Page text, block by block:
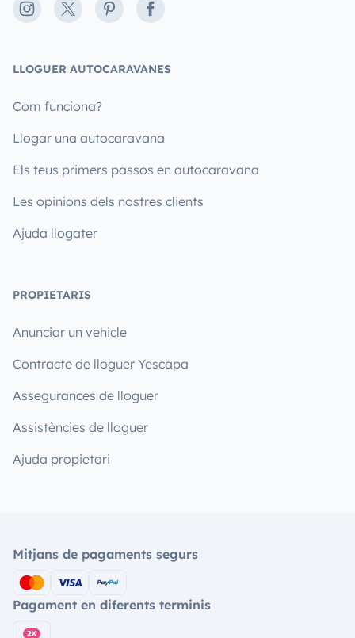
Instagram
X PinterestFacebook
LLOGUER AUTOCARAVANES
Com funciona?
Llogar una autocaravana
Els teus primers passos en autocaravana
Les opinions dels nostres clients
Ajuda llogater
PROPIETARIS
Anunciar un vehicle
Contracte de lloguer Yescapa
Assegurances de lloguer
Assistències de lloguer
Ajuda propietari
Mitjans de pagaments segurs
Pagament en diferents terminis